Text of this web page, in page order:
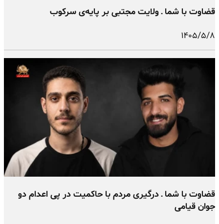
قضاوت با شما ـ ولایت مجتبی بر پایه‌ی سرکوب
۱۴۰۵/۵/۸
قضاوت با شما ـ درگیری مردم با حاکمیت در پی اعدام دو
جوان قیامی